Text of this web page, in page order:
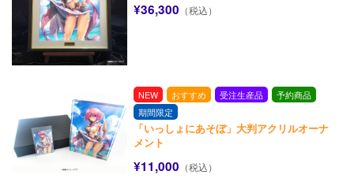
¥36,300 （税込）
NEW おすすめ 受注生産品
予約商品
期間限定
「いっしょにあそぼ」大判アクリルオーナ
メント
¥11,000 （税込）